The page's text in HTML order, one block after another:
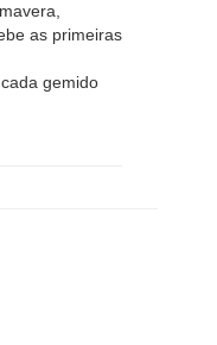
as primeiras
gemido